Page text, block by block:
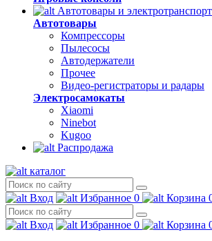
Автотовары и электротранспорт
Автотовары
Компрессоры
Пылесосы
Автодержатели
Прочее
Видео-регистраторы и радары
Электросамокаты
Xiaomi
Ninebot
Kugoo
Распродажа
каталог
Вход Избранное 0 Корзина
Вход Избранное 0 Корзина